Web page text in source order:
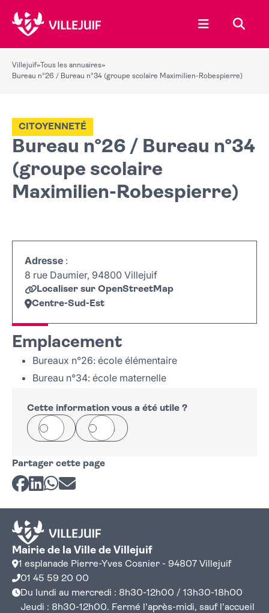
Ouvrir le
Villejuif» Tous les annuaires»
Bureau n°26 / Bureau n°34 (groupe scolaire Maximilien-Robespierre)
Bureau n°26 / Bureau n°34
(groupe scolaire
Maximilien-Robespierre)
CITOYENNETÉ
Adresse :
8 rue Daumier, 94800 Villejuif
Localiser sur OpenStreetMap
Centre-Sud-Est
+
−
Emplacement
Bureaux n°26: école élémentaire
Bureau n°34: école maternelle
Cette information vous a été utile ?
Oui Non
Partager cette page
Partager sur Facebook
Partager sur LinkedIn
Partager sur Whatsapp
Partager par courriel
Mairie de la Ville de Villejuif
1 esplanade Pierre-Yves Cosnier - 94807 Villejuif
01 45 59 20 00
Du lundi au mercredi : 8h30-12h00 / 13h30-18h00
Jeudi : 8h30-12h00. Fermé l'après-midi, sauf l'accueil